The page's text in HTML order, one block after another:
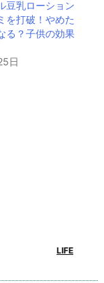
豆乳ローション
を打破！やめた
る？子供の効果
日
LIFE